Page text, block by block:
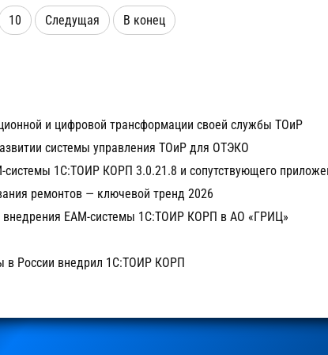
10 Следущая В конец
и цифровой трансформации своей службы ТОиР
системы управления ТОиР для ОТЭКО
системы 1С:ТОИР КОРП 3.0.21.8 и сопутствующего
ремонтов — ключевой тренд 2026
EAM-системы 1С:ТОИР КОРП в АО «ГРИЦ»
в России внедрил 1С:ТОИР КОРП